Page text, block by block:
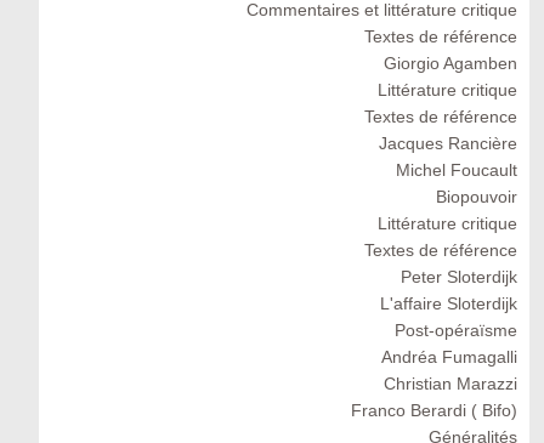
Commentaires et littérature critique
Textes de référence
Giorgio Agamben
Littérature critique
Textes de référence
Jacques Rancière
Michel Foucault
Biopouvoir
Littérature critique
Textes de référence
Peter Sloterdijk
L'affaire Sloterdijk
Post-opéraïsme
Andréa Fumagalli
Christian Marazzi
Franco Berardi ( Bifo)
Généralités